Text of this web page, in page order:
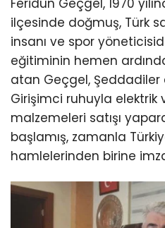
Feridun Geçgel, 1970
ilçesinde doğmuş, Türk
insanı ve spor
eğitiminin hemen
atan Geçgel,
Girişimci ruhuyla elektrik
malzemeleri satışı
başlamış, zamanla
hamlelerinden birine